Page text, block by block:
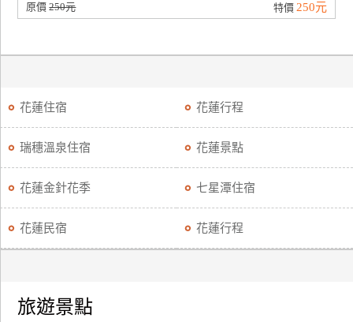
原價250元 特價 250元
花蓮住宿 花蓮行程
瑞穗溫泉住宿 花蓮景點
花蓮金針花季 七星潭住宿
花蓮民宿 花蓮行程
旅遊景點